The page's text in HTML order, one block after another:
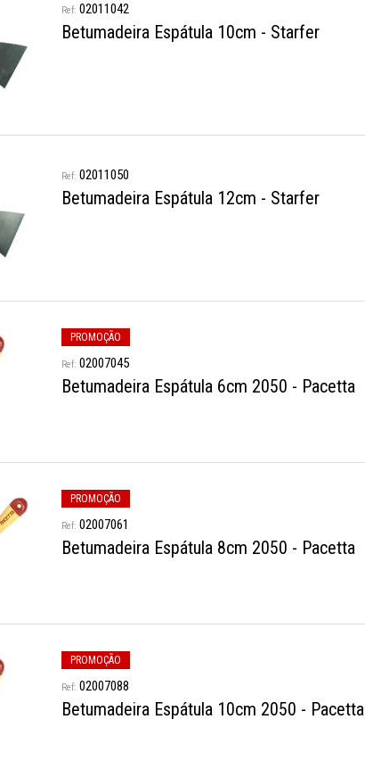
02011042
Betumadeira Espátula 10cm - Starfer
02011050
Betumadeira Espátula 12cm - Starfer
PROMOÇÃO
02007045
Betumadeira Espátula 6cm 2050 - Pacetta
PROMOÇÃO
02007061
Betumadeira Espátula 8cm 2050 - Pacetta
PROMOÇÃO
02007088
Betumadeira Espátula 10cm 2050 - Pacetta